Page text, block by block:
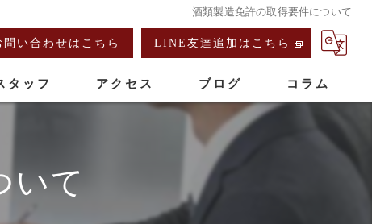
酒類製造免許の取得要件について
問い合わせはこちら LINE友達追加はこちら
タッフ アクセス ブログ コラム
いて